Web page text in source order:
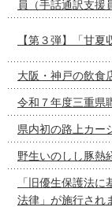
員（手話通訳支援
【第３弾】「甘
大阪・神戸の飲食
令和７年度三重県
県内初の路上カー
野生いのしし豚熱
「旧優生保護法
法律」が施行され